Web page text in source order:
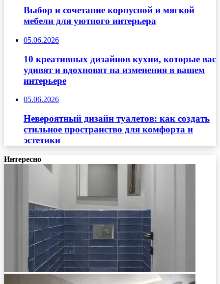
Выбор и сочетание корпусной и мягкой
мебели для уютного интерьера
05.06.2026
10 креативных дизайнов кухни, которые вас
удивят и вдохновят на изменения в вашем
интерьере
05.06.2026
Невероятный дизайн туалетов: как создать
стильное пространство для комфорта и
эстетики
Интересно